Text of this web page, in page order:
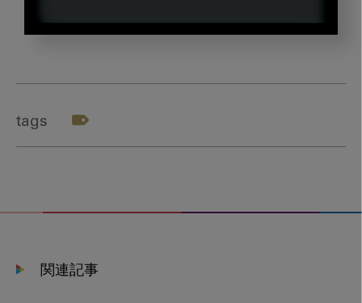
tags
関連記事